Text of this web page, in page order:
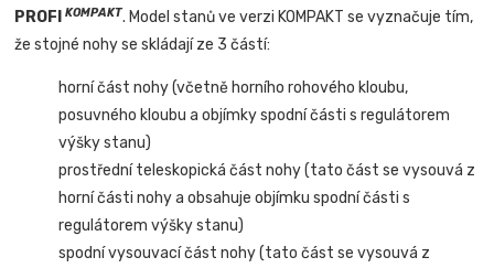
PROFIKOMPAKT. Model stanů ve verzi KOMPAKT se vyznačuje tím,
že stojné nohy se skládají ze 3 částí:
horní část nohy (včetně horního rohového kloubu,
posuvného kloubu a objímky spodní části s regulátorem
výšky stanu)
prostřední teleskopická část nohy (tato část se vysouvá z
horní části nohy a obsahuje objímku spodní části s
regulátorem výšky stanu)
spodní vysouvací část nohy (tato část se vysouvá z